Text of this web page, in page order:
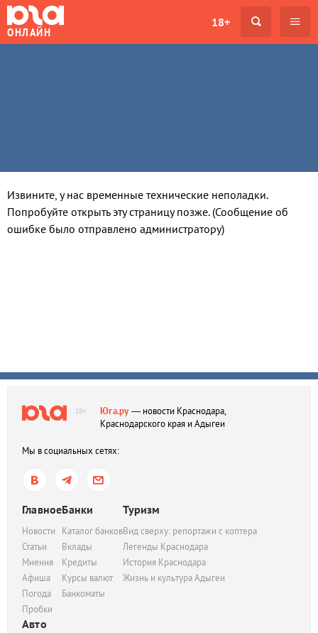
ОНЛАЙН
18+
Извините, у нас временные технические неполадки.
Попробуйте открыть эту страницу позже. (Сообщение об
ошибке было отправлено администратору)
18+ Юга.ру— новости Краснодара,
Краснодарского края и Адыгеи
Мы в социальных сетях:
Главное
Новости
Статьи
Мнения
Афиша
Погода
Пробки
Банки
Каталог банков
Вклады
Кредиты
Курсы валют
Банкоматы
Туризм
Вид сверху: репортажи с коптера
Легенды Краснодара
История Краснодара
Жизнь и культура Адыгеи
Авто